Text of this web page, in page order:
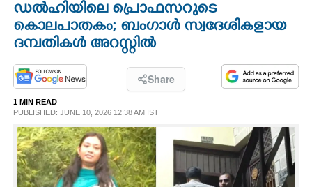
OPINION
PHOTOS
LIFESTYLE
SPIRITUAL
ഡൽഹിയിലെ പ്രൊഫസറുടെ
കൊലപാതകം; ബംഗാൾ സ്വദേശികളായ
ദമ്പതികൾ അറസ്റ്റിൽ
Share
1 MIN READ
PUBLISHED: JUNE 10, 2026 12:38 AM IST